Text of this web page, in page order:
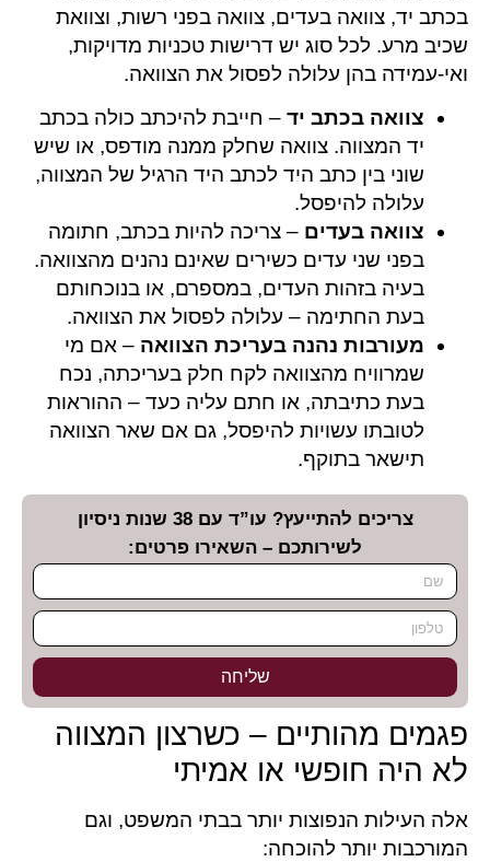
בכתב יד, צוואה בעדים, צוואה בפני רשות, וצוואת
שכיב מרע. לכל סוג יש דרישות טכניות מדויקות,
ואי-עמידה בהן עלולה לפסול את הצוואה.
צוואה בכתב יד – חייבת להיכתב כולה בכתב
יד המצווה. צוואה שחלק ממנה מודפס, או שיש
שוני בין כתב היד לכתב היד הרגיל של המצווה,
עלולה להיפסל.
צוואה בעדים – צריכה להיות בכתב, חתומה
בפני שני עדים כשירים שאינם נהנים מהצוואה.
בעיה בזהות העדים, במספרם, או בנוכחותם
בעת החתימה – עלולה לפסול את הצוואה.
מעורבות נהנה בעריכת הצוואה – אם מי
שמרוויח מהצוואה לקח חלק בעריכתה, נכח
בעת כתיבתה, או חתם עליה כעד – ההוראות
לטובתו עשויות להיפסל, גם אם שאר הצוואה
תישאר בתוקף.
צריכים להתייעץ? עו”ד עם 38 שנות ניסיון
לשירותכם – השאירו פרטים:
שליחה
פגמים מהותיים – כשרצון המצווה
לא היה חופשי או אמיתי
אלה העילות הנפוצות יותר בבתי המשפט, וגם
המורכבות יותר להוכחה: